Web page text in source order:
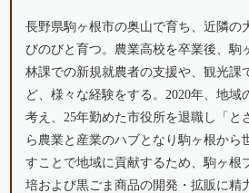
長野県駒ヶ根市の奥山で育ち、近隣の
びのびと育つ。農業高校を卒業後、駒
林課での新規就農者の支援や、観光課
ど、様々な経験をする。2020年、地域
考え、25年勤めた市役所を退職し「と
ら農業と産業のハブとなり駒ヶ根から
すことで地域に貢献するため、駒ヶ根
培および黒ごま商品の開発・拡販に精